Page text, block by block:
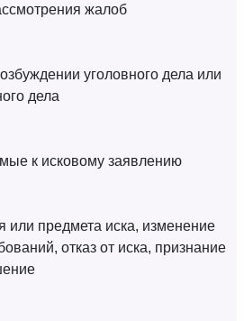
жалоб
уголовного дела или
дела
к исковому заявлению
или предмета иска, изменение
отказ от иска, признание